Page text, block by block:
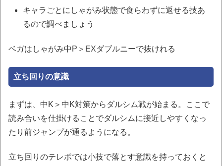
キャラごとにしゃがみ状態で食らわずに返せる技あ
るので調べましょう
ベガはしゃがみ中P＞EXダブルニーで抜けれる
立ち回りの意識
まずは、中K＞中K対策からダルシム戦が始まる。ここで
読み合いを仕掛けることでダルシムに接近しやすくなっ
たり前ジャンプが通るようになる。
立ち回りのテレポでは小技で落とす意識を持っておくと